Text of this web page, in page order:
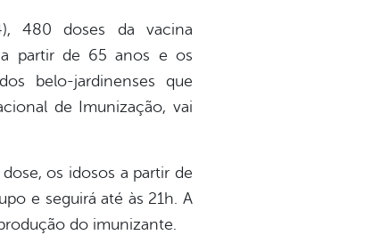
480 doses da vacina
a partir de 65 anos e os
belo-jardinenses que
de Imunização, vai
os idosos a partir de
e seguirá até às 21h. A
do imunizante.